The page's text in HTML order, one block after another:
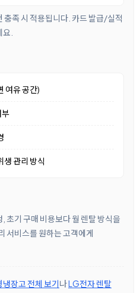
충족 시 적용됩니다. 카드 발급/실적
.
여유 공간)
부
생 관리 방식
초기 구매 비용보다 월 렌탈 방식을
서비스를 원하는 고객에게
냉장고 전체 보기나LG전자 렌탈